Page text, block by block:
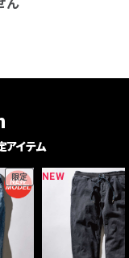
ん
アイテム
限定 NEW